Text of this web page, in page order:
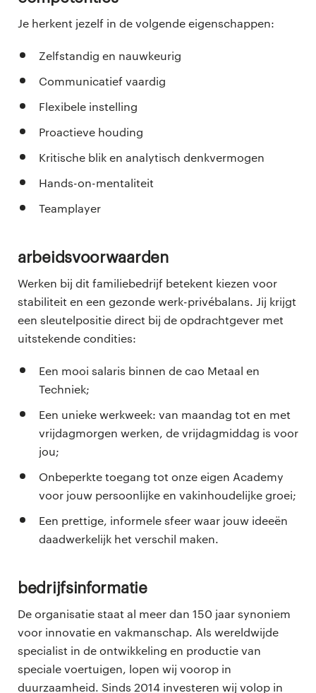
Je herkent jezelf in de volgende eigenschappen:
Zelfstandig en nauwkeurig
Communicatief vaardig
Flexibele instelling
Proactieve houding
Kritische blik en analytisch denkvermogen
Hands-on-mentaliteit
Teamplayer
Arbeidsvoorwaarden
Werken bij dit familiebedrijf betekent kiezen voor
stabiliteit en een gezonde werk-privébalans. Jij krijgt
een sleutelpositie direct bij de opdrachtgever met
uitstekende condities:
Een mooi salaris binnen de cao Metaal en
Techniek;
Een unieke werkweek: van maandag tot en met
vrijdagmorgen werken, de vrijdagmiddag is voor
jou;
Onbeperkte toegang tot onze eigen Academy
voor jouw persoonlijke en vakinhoudelijke groei;
Een prettige, informele sfeer waar jouw ideeën
daadwerkelijk het verschil maken.
Bedrijfsinformatie
De organisatie staat al meer dan 150 jaar synoniem
voor innovatie en vakmanschap. Als wereldwijde
specialist in de ontwikkeling en productie van
speciale voertuigen, lopen wij voorop in
duurzaamheid. Sinds 2014 investeren wij volop in